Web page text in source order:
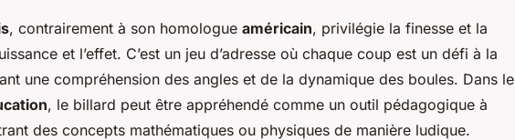
, contrairement à son homologue américain, privilégie la finesse et la
et l’effet. C’est un jeu d’adresse où chaque coup est un défi à la
une compréhension des angles et de la dynamique des boules. Dans le
, le billard peut être appréhendé comme un outil pédagogique à
des concepts mathématiques ou physiques de manière ludique.